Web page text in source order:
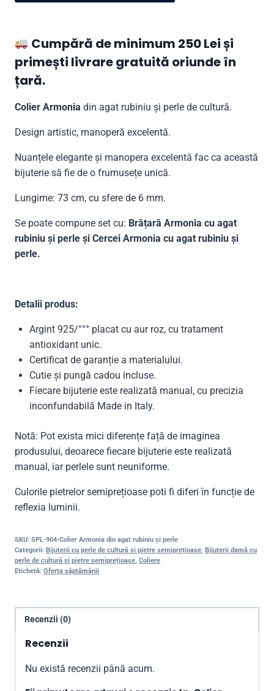
Cumpără de minimum 250 Lei și
primești livrare gratuită oriunde în
țară.
Colier Armonia din agat rubiniu și perle de cultură.
Design artistic, manoperă excelentă.
Nuanțele elegante și manopera excelentă fac ca această
bijuterie să fie de o frumusețe unică.
Lungime: 73 cm, cu sfere de 6 mm.
Se poate compune set cu: Brățară Armonia cu agat
rubiniu și perle și Cercei Armonia cu agat rubiniu și
perle.
Detalii produs:
Argint 925/°°° placat cu aur roz, cu tratament
antioxidant unic.
Certificat de garanție a materialului.
Cutie și pungă cadou incluse.
Fiecare bijuterie este realizată manual, cu precizia
inconfundabilă Made in Italy.
Notă: Pot exista mici diferențe față de imaginea
produsului, deoarece fiecare bijuterie este realizată
manual, iar perlele sunt neuniforme.
Culorile pietrelor semiprețioase poti fi diferi în funcție de
reflexia luminii.
SKU: SPL-904-Colier Armonia din agat rubiniu și perle
Categorii: Bijuterii cu perle de cultură si pietre semiprețioase, Bijuterii damă cu
perle de cultură si pietre semiprețioase, Coliere
Etichetă: Oferta săptămânii
Recenzii (0)
Recenzii
Nu există recenzii până acum.